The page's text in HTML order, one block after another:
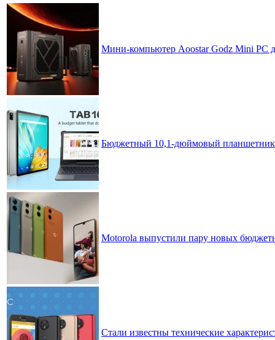
Мини-компьютер Aoostar Godz Mini PC
Бюджетный 10,1-дюймовый планшетник
Motorola выпустили пару новых
Стали известны технические